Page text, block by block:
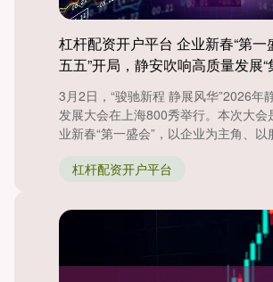
杠杆配资开户平台 企业新春“第一
五五”开局，静安吹响高质量发展“
3月2日，“骏驰新程 静展风华”2026年
发展大会在上海800秀举行。本次大会
业新春“第一盛会”，以企业为主角、
杠杆配资开户平台